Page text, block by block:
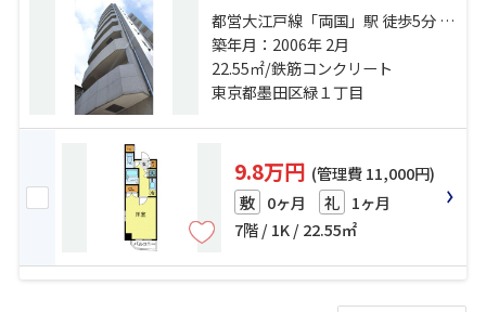
都営大江戸線「両国」駅 徒歩5分 都
営新宿線「森下」駅 徒歩8分 半蔵門
線「錦糸町」駅 徒歩20分
築年月：2006年 2月
22.55㎡/鉄筋コンクリート
東京都墨田区緑１丁目
9.8万円 (管理費 11,000円)
敷 0ヶ月 礼 1ヶ月
7階 / 1K / 22.55㎡